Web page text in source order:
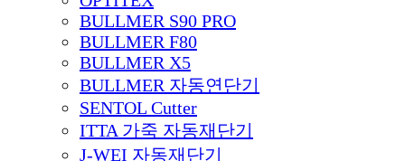
BULLMER S90 PRO
BULLMER F80
BULLMER X5
BULLMER 자동연단기
SENTOL Cutter
ITTA 가죽 자동재단기
J-WEI 자동재단기